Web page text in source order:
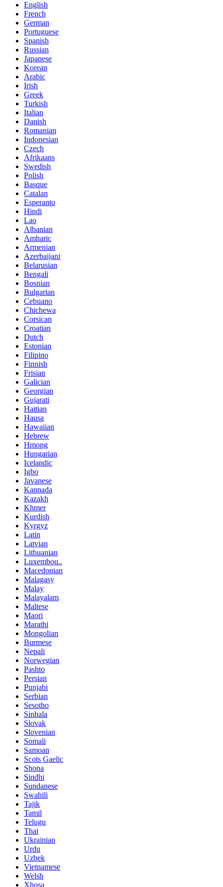
English
French
German
Portuguese
Spanish
Russian
Japanese
Korean
Arabic
Irish
Greek
Turkish
Italian
Danish
Romanian
Indonesian
Czech
Afrikaans
Swedish
Polish
Basque
Catalan
Esperanto
Hindi
Lao
Albanian
Amharic
Armenian
Azerbaijani
Belarusian
Bengali
Bosnian
Bulgarian
Cebuano
Chichewa
Corsican
Croatian
Dutch
Estonian
Filipino
Finnish
Frisian
Galician
Georgian
Gujarati
Haitian
Hausa
Hawaiian
Hebrew
Hmong
Hungarian
Icelandic
Igbo
Javanese
Kannada
Kazakh
Khmer
Kurdish
Kyrgyz
Latin
Latvian
Lithuanian
Luxembou..
Macedonian
Malagasy
Malay
Malayalam
Maltese
Maori
Marathi
Mongolian
Burmese
Nepali
Norwegian
Pashto
Persian
Punjabi
Serbian
Sesotho
Sinhala
Slovak
Slovenian
Somali
Samoan
Scots Gaelic
Shona
Sindhi
Sundanese
Swahili
Tajik
Tamil
Telugu
Thai
Ukrainian
Urdu
Uzbek
Vietnamese
Welsh
Xhosa